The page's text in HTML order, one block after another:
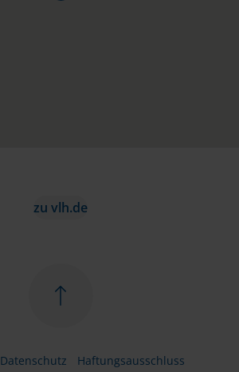
zu vlh.de
Datenschutz
Haftungsausschluss